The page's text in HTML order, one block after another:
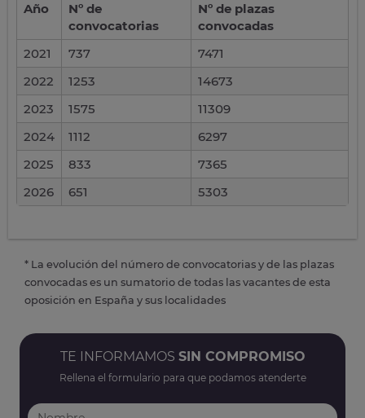
Año
Nº de
convocatorias
Nº de plazas
convocadas
2021
737
7471
2022
1253
14673
2023
1575
11309
2024
1112
6297
2025
833
7365
2026
651 5303
* La evolución del número de convocatorias y de las plazas
convocadas es un sumatorio de todas las vacantes de esta
oposición en España y sus localidades
TE INFORMAMOS SIN COMPROMISO
Rellena el formulario para que podamos atenderte